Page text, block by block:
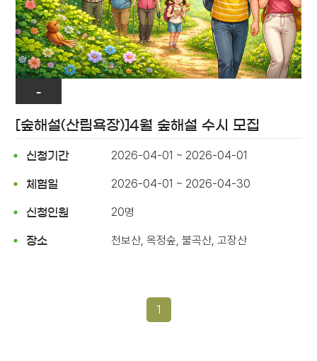
-
[숲해설(산림욕장)]4월 숲해설 수시 모집
신청기간 2026-04-01 ~ 2026-04-01
체험일 2026-04-01 ~ 2026-04-30
신청인원 20명
장소 천보산, 옥정숲, 불곡산, 고장산
1